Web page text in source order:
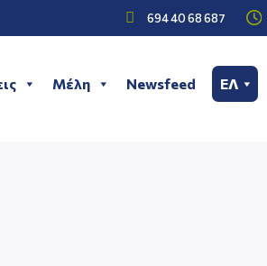
 694 40 68 687 
Μέλη Newsfeed ΕΛ